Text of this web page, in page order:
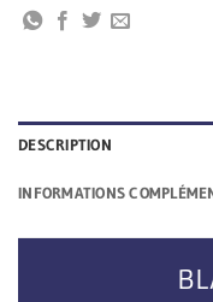
DESCRIPTION
INFORMATIONS